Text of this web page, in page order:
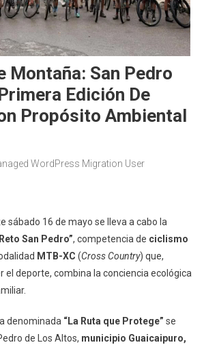
Montaña: San Pedro
Edición De
Propósito Ambiental
WordPress Migration User
sábado 16 de mayo se lleva a cabo la
San Pedro”, competencia de ciclismo
MTB-XC (Cross Country) que,
el deporte, combina la conciencia ecológica
denominada “La Ruta que Protege” se
de Los Altos, municipio Guaicaipuro,